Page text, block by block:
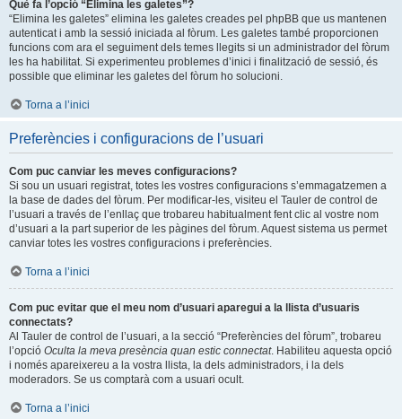
Què fa l’opció “Elimina les galetes”?
“Elimina les galetes” elimina les galetes creades pel phpBB que us mantenen
autenticat i amb la sessió iniciada al fòrum. Les galetes també proporcionen
funcions com ara el seguiment dels temes llegits si un administrador del fòrum
les ha habilitat. Si experimenteu problemes d’inici i finalització de sessió, és
possible que eliminar les galetes del fòrum ho solucioni.
Torna a l’inici
Preferències i configuracions de l’usuari
Com puc canviar les meves configuracions?
Si sou un usuari registrat, totes les vostres configuracions s’emmagatzemen a
la base de dades del fòrum. Per modificar-les, visiteu el Tauler de control de
l’usuari a través de l’enllaç que trobareu habitualment fent clic al vostre nom
d’usuari a la part superior de les pàgines del fòrum. Aquest sistema us permet
canviar totes les vostres configuracions i preferències.
Torna a l’inici
Com puc evitar que el meu nom d’usuari aparegui a la llista d’usuaris
connectats?
Al Tauler de control de l’usuari, a la secció “Preferències del fòrum”, trobareu
l’opció Oculta la meva presència quan estic connectat. Habiliteu aquesta opció
i només apareixereu a la vostra llista, la dels administradors, i la dels
moderadors. Se us comptarà com a usuari ocult.
Torna a l’inici